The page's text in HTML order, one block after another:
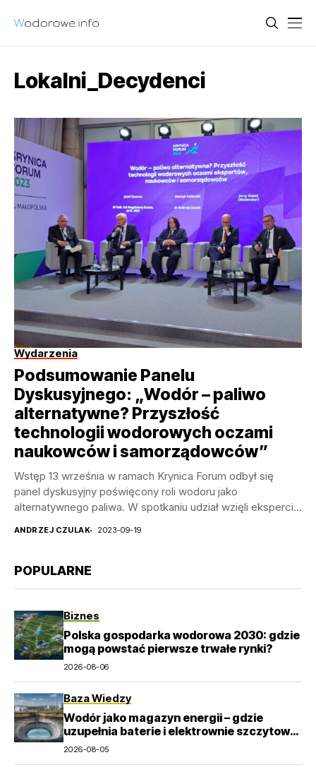
Lokalni_Decydenci
Wydarzenia
Podsumowanie Panelu
Dyskusyjnego: „Wodór – paliwo
alternatywne? Przyszłość
technologii wodorowych oczami
naukowców i samorządowców”
Wstęp 13 września w ramach Krynica Forum odbył się
panel dyskusyjny poświęcony roli wodoru jako
alternatywnego paliwa. W spotkaniu udział wzięli eksperci
ANDRZEJ CZULAK 2023-09-19
POPULARNE
Biznes
Polska gospodarka wodorowa 2030: gdzie
mogą powstać pierwsze trwałe rynki?
2026-08-06
Baza Wiedzy
Wodór jako magazyn energii – gdzie
uzupełnia baterie i elektrownie szczytowo-
pompowe?
2026-08-05